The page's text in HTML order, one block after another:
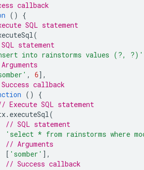
callback
()
{
SQL statement
(
statement
into rainstorms values (?, ?)'
, 6],
callback
()
{
Execute SQL statement
. executeSql(
// SQL statement
'select * from rainstorms where
// Arguments
[ 'somber' ],
// Success callback